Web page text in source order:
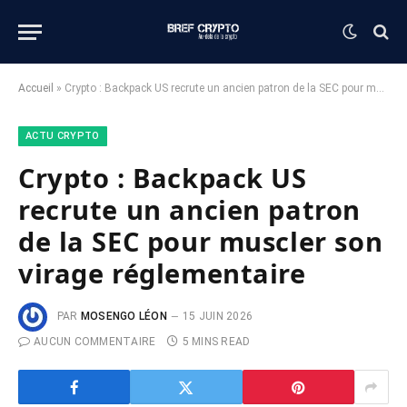
Accueil » Crypto : Backpack US recrute un ancien patron de la SEC pour muscler son virage réglementaire
ACTU CRYPTO
Crypto : Backpack US
recrute un ancien patron
de la SEC pour muscler son
virage réglementaire
PAR MOSENGO LÉON
15 JUIN 2026
AUCUN COMMENTAIRE
5 MINS READ